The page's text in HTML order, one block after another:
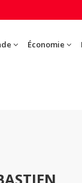
Économie